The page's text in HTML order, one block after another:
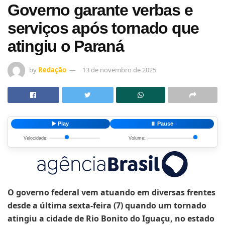
Governo garante verbas e
serviços após tornado que
atingiu o Paraná
by Redação 13 de novembro de 2025
▶️ Play ⏸️ Pause
Velocidade: Volume:
O governo federal vem atuando em diversas frentes
desde a última sexta-feira (7) quando um tornado
atingiu a cidade de Rio Bonito do Iguaçu, no estado